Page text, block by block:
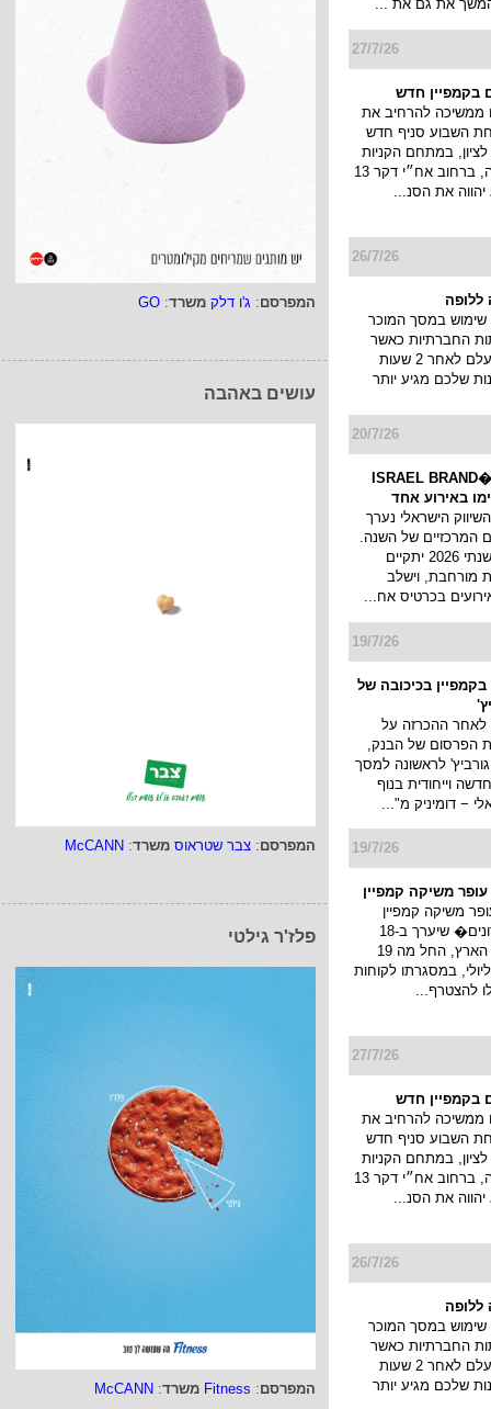
המפרסם: ג'ו דלק משרד:
GO
עושים באהבה
המפרסם: צבר שטראוס משרד:
McCANN
פלז'ר גילטי
המפרסם:
Fitness משרד:
McCANN
את גם את ...
27/7/26
בקמפיין חדש
ממשיכה להרחיב את
השבוע סניף חדש
במתחם הקניות
והבילוי פרוטאה, ברחוב אח״י דקר 13
את הסנ...
26/7/26
שימוש במסך המוכר
החברתיות כאשר
הסטורי שלך נעלם לאחר 2 שעות
שלכם מגיע יותר
כנס המיתוג ו�ISRAEL BRAND
הישראלי נערך
המרכזיים של השנה.
כנס המיתוג השנתי 2026 יתקיים
מורחבת, וישלב
בכרטיס אח...
בכיכובה של
לאחר ההכרזה על
הפרסום של הבנק,
לראשונה למסך
וייחודית בנוף
− דומיניק מ"...
משיקה קמפיין
משיקה קמפיין
�חגיגת מועדונים� שיערך ב-18
קניונים ברחבי הארץ, החל מה 19
עד ה 22 ליולי, במסגרתו לקוחות
בקמפיין חדש
להרחיב את
השבוע סניף חדש
במתחם הקניות
ללופה
במסך המוכר
החברתיות כאשר
הסטורי שלך נעלם לאחר 2 שעות